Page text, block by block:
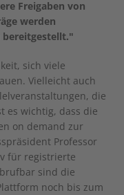
Freigaben von
werden
bereitgestellt."
sich viele
Vielleicht auch
die
es wichtig, dass die
on demand zur
Professor
für registrierte
sind die
noch bis zum